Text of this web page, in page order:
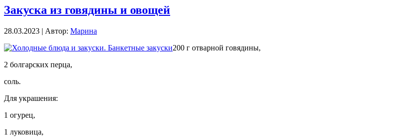
Закуска из говядины и овощей
28.03.2023 | Автор: Марина
200 г отварной говядины,
2 болгарских перца,
соль.
Для украшения:
1 огурец,
1 луковица,